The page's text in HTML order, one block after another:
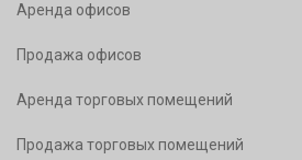
Аренда офисов
Продажа офисов
Аренда торговых помещений
Продажа торговых помещений